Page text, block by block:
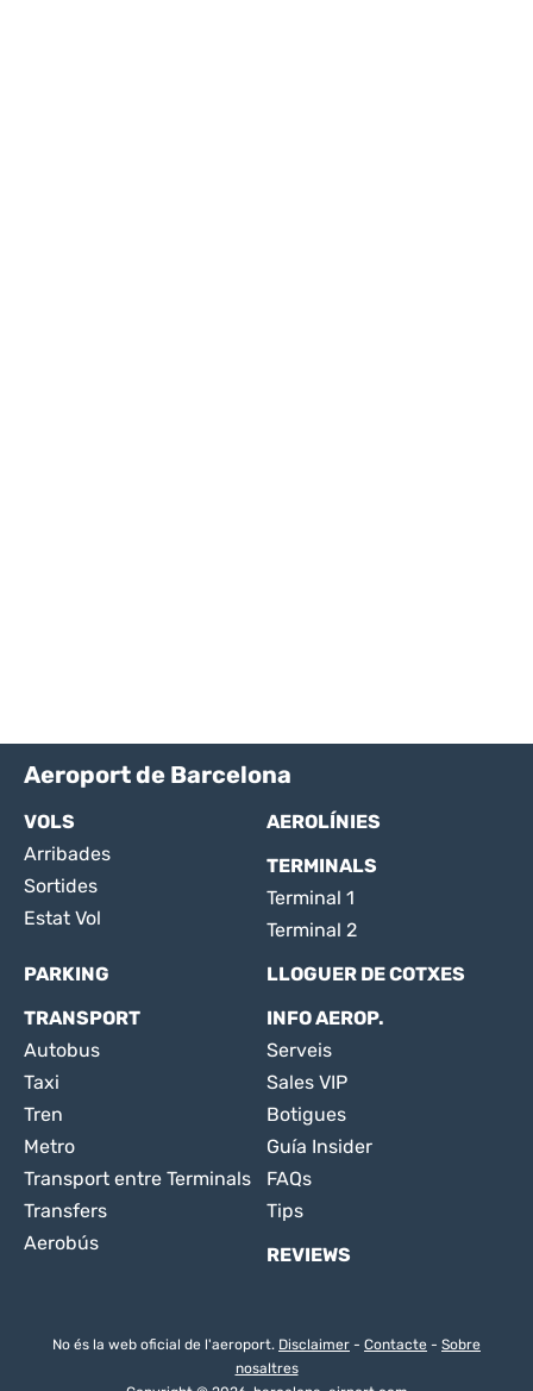
Aeroport de Barcelona
VOLS
Arribades
Sortides
Estat Vol
AEROLÍNIES
TERMINALS
Terminal 1
Terminal 2
PARKING
LLOGUER DE COTXES
TRANSPORT
Autobus
Taxi
Tren
Metro
Transport entre Terminals
Transfers
Aerobús
INFO AEROP.
Serveis
Sales VIP
Botigues
Guía Insider
FAQs
Tips
REVIEWS
No és la web oficial de l'aeroport. Disclaimer - Contacte - Sobre
nosaltres